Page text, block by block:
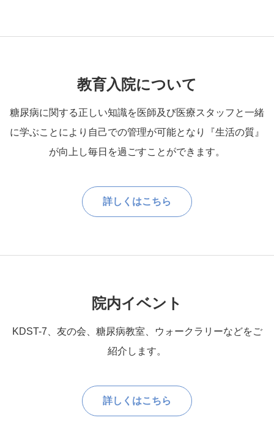
教育入院について
糖尿病に関する正しい知識を医師及び医療スタッフと一緒
に学ぶことにより自己での管理が可能となり『生活の質』
が向上し毎日を過ごすことができます。
詳しくはこちら
院内イベント
KDST-7、友の会、糖尿病教室、ウォークラリーなどをご
紹介します。
詳しくはこちら